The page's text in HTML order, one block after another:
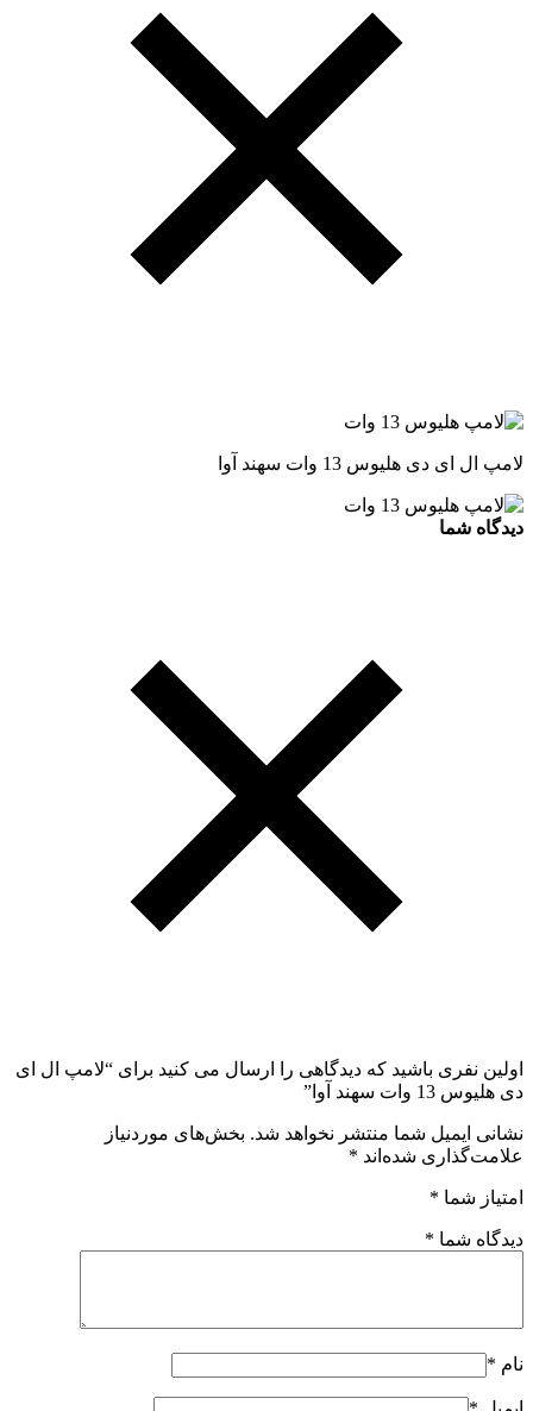
لامپ ال ای دی هلیوس 13 وات سهند آوا
دیدگاه شما
اولین نفری باشید که دیدگاهی را ارسال می کنید برای “لامپ ال ای
دی هلیوس 13 وات سهند آوا”
نشانی ایمیل شما منتشر نخواهد شد. بخش‌های موردنیاز
علامت‌گذاری شده‌اند *
امتیاز شما *
دیدگاه شما *
نام *